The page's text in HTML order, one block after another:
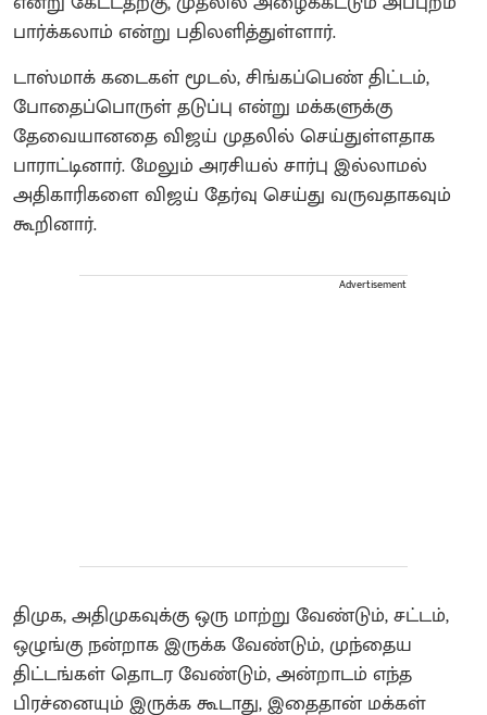
பார்க்கலாம் என்று பதிலளித்துள்ளார்.
டாஸ்மாக் கடைகள் மூடல், சிங்கப்பெண் திட்டம்,
போதைப்பொருள் தடுப்பு என்று மக்களுக்கு
தேவையானதை விஜய் முதலில் செய்துள்ளதாக
பாராட்டினார். மேலும் அரசியல் சார்பு இல்லாமல்
அதிகாரிகளை விஜய் தேர்வு செய்து வருவதாகவும்
கூறினார்.
Advertisement
திமுக, அதிமுகவுக்கு ஒரு மாற்று வேண்டும், சட்டம்,
ஒழுங்கு நன்றாக இருக்க வேண்டும், முந்தைய
திட்டங்கள் தொடர வேண்டும், அன்றாடம் எந்த
பிரச்னையும் இருக்க கூடாது, இதைதான் மக்கள்